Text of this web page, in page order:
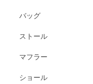
バッグ
ストール
マフラー
ショール